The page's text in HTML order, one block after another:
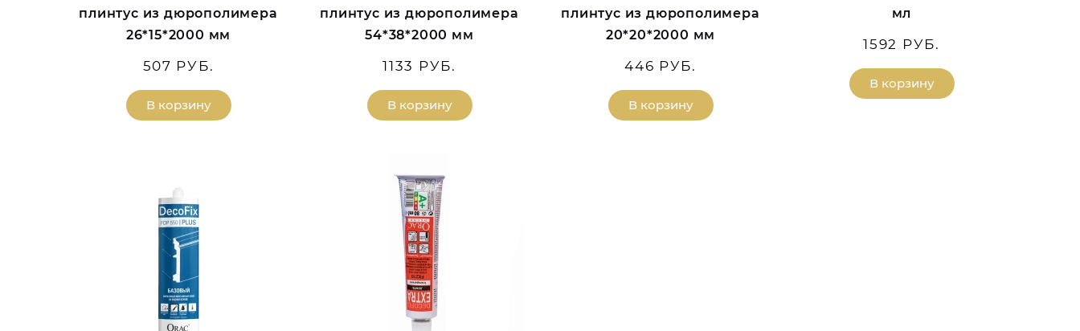
плинтус из дюрополимера
26*15*2000 мм
507 РУБ.
В корзину
плинтус из дюрополимера
54*38*2000 мм
1133 РУБ.
В корзину
плинтус из дюрополимера
20*20*2000 мм
446 РУБ.
В корзину
мл
1592 РУБ.
В корзину